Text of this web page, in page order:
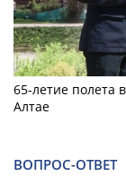
65-летие полета
Алтае
ВОПРОС-ОТВЕТ